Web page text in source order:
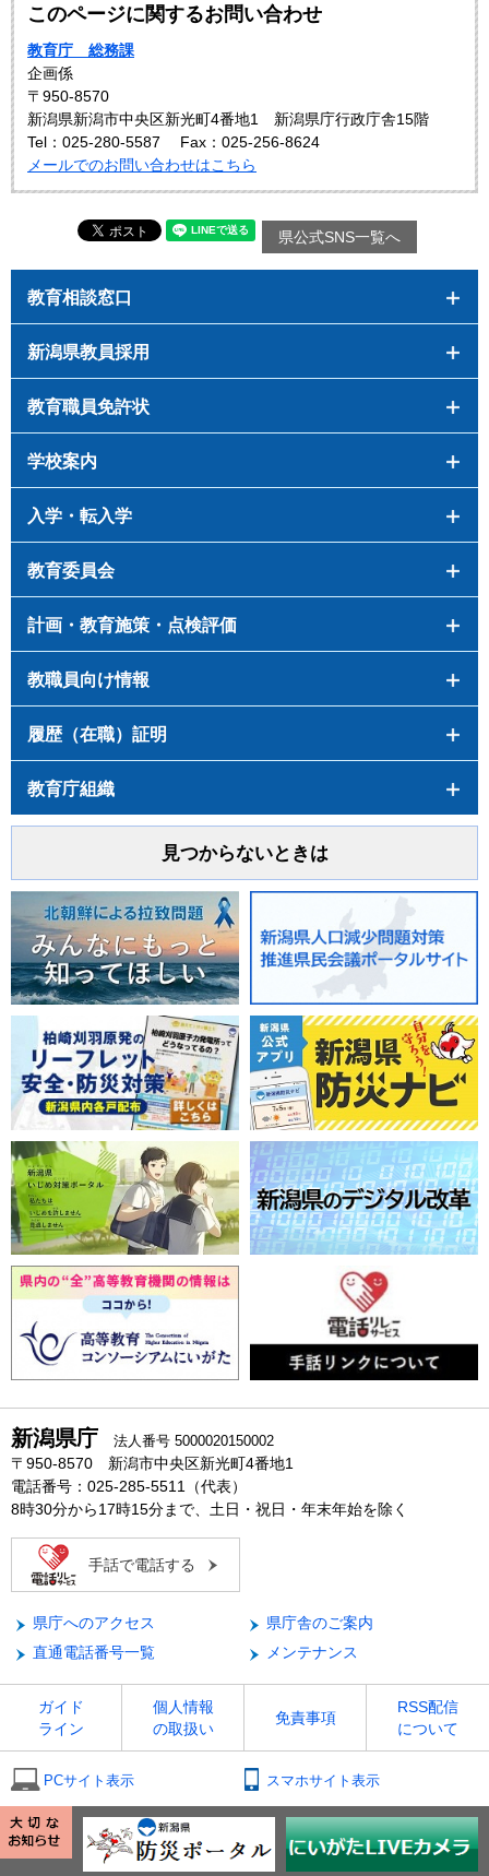
このページに関するお問い合わせ
教育庁 総務課
企画係
〒950-8570
新潟県新潟市中央区新光町4番地1 新潟県庁行政庁舎15階
Tel：025-280-5587
Fax：025-256-8624
メールでのお問い合わせはこちら
県公式SNS一覧へ
教育相談窓口
新潟県教員採用
教育職員免許状
学校案内
入学・転入学
教育委員会
計画・教育施策・点検評価
教職員向け情報
履歴（在職）証明
教育庁組織
見つからないときは
新潟県庁 法人番号 5000020150002
〒950-8570 新潟市中央区新光町4番地1
電話番号：025-285-5511（代表）
8時30分から17時15分まで、土日・祝日・年末年始を除く
手話で電話する
県庁へのアクセス
県庁舎のご案内
直通電話番号一覧
メンテナンス
ガイド
ライン
個人情報
の取扱い
免責事項
RSS配信
について
PCサイト表示 スマホサイト表示